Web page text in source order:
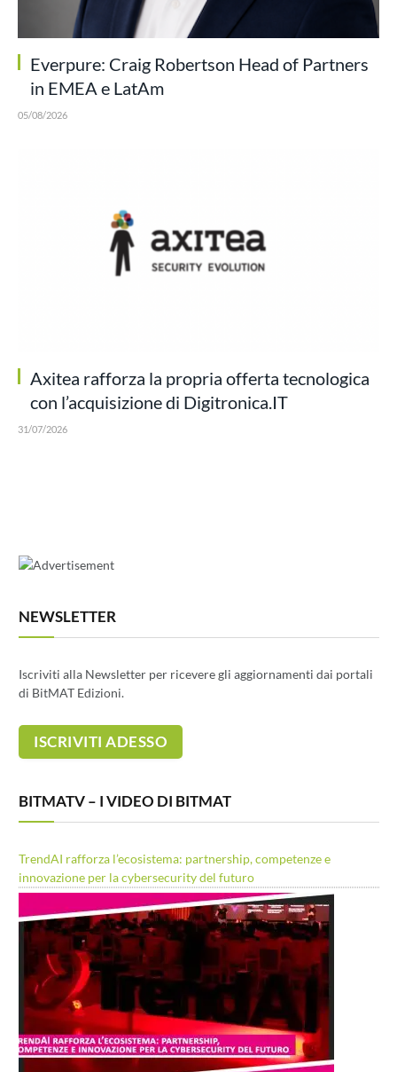
Everpure: Craig Robertson Head of Partners
in EMEA e LatAm
05/08/2026
Axitea rafforza la propria offerta tecnologica
con l’acquisizione di Digitronica.IT
31/07/2026
NEWSLETTER
Iscriviti alla Newsletter per ricevere gli aggiornamenti dai portali
di BitMAT Edizioni.
BITMATV – I VIDEO DI BITMAT
TrendAI rafforza l’ecosistema: partnership, competenze e
innovazione per la cybersecurity del futuro